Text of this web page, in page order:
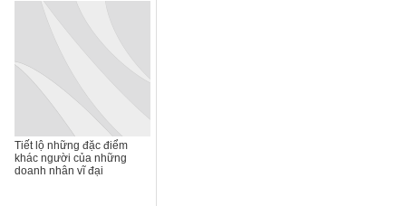
Tiết lộ những đặc điểm
khác người của những
doanh nhân vĩ đại